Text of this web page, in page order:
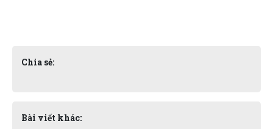
Chia sẻ:
Bài viết khác: